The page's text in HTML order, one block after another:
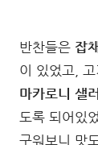
반찬들은 잡
이 있었고,
마카로니 샐
도록 되어있
구워보니 맛